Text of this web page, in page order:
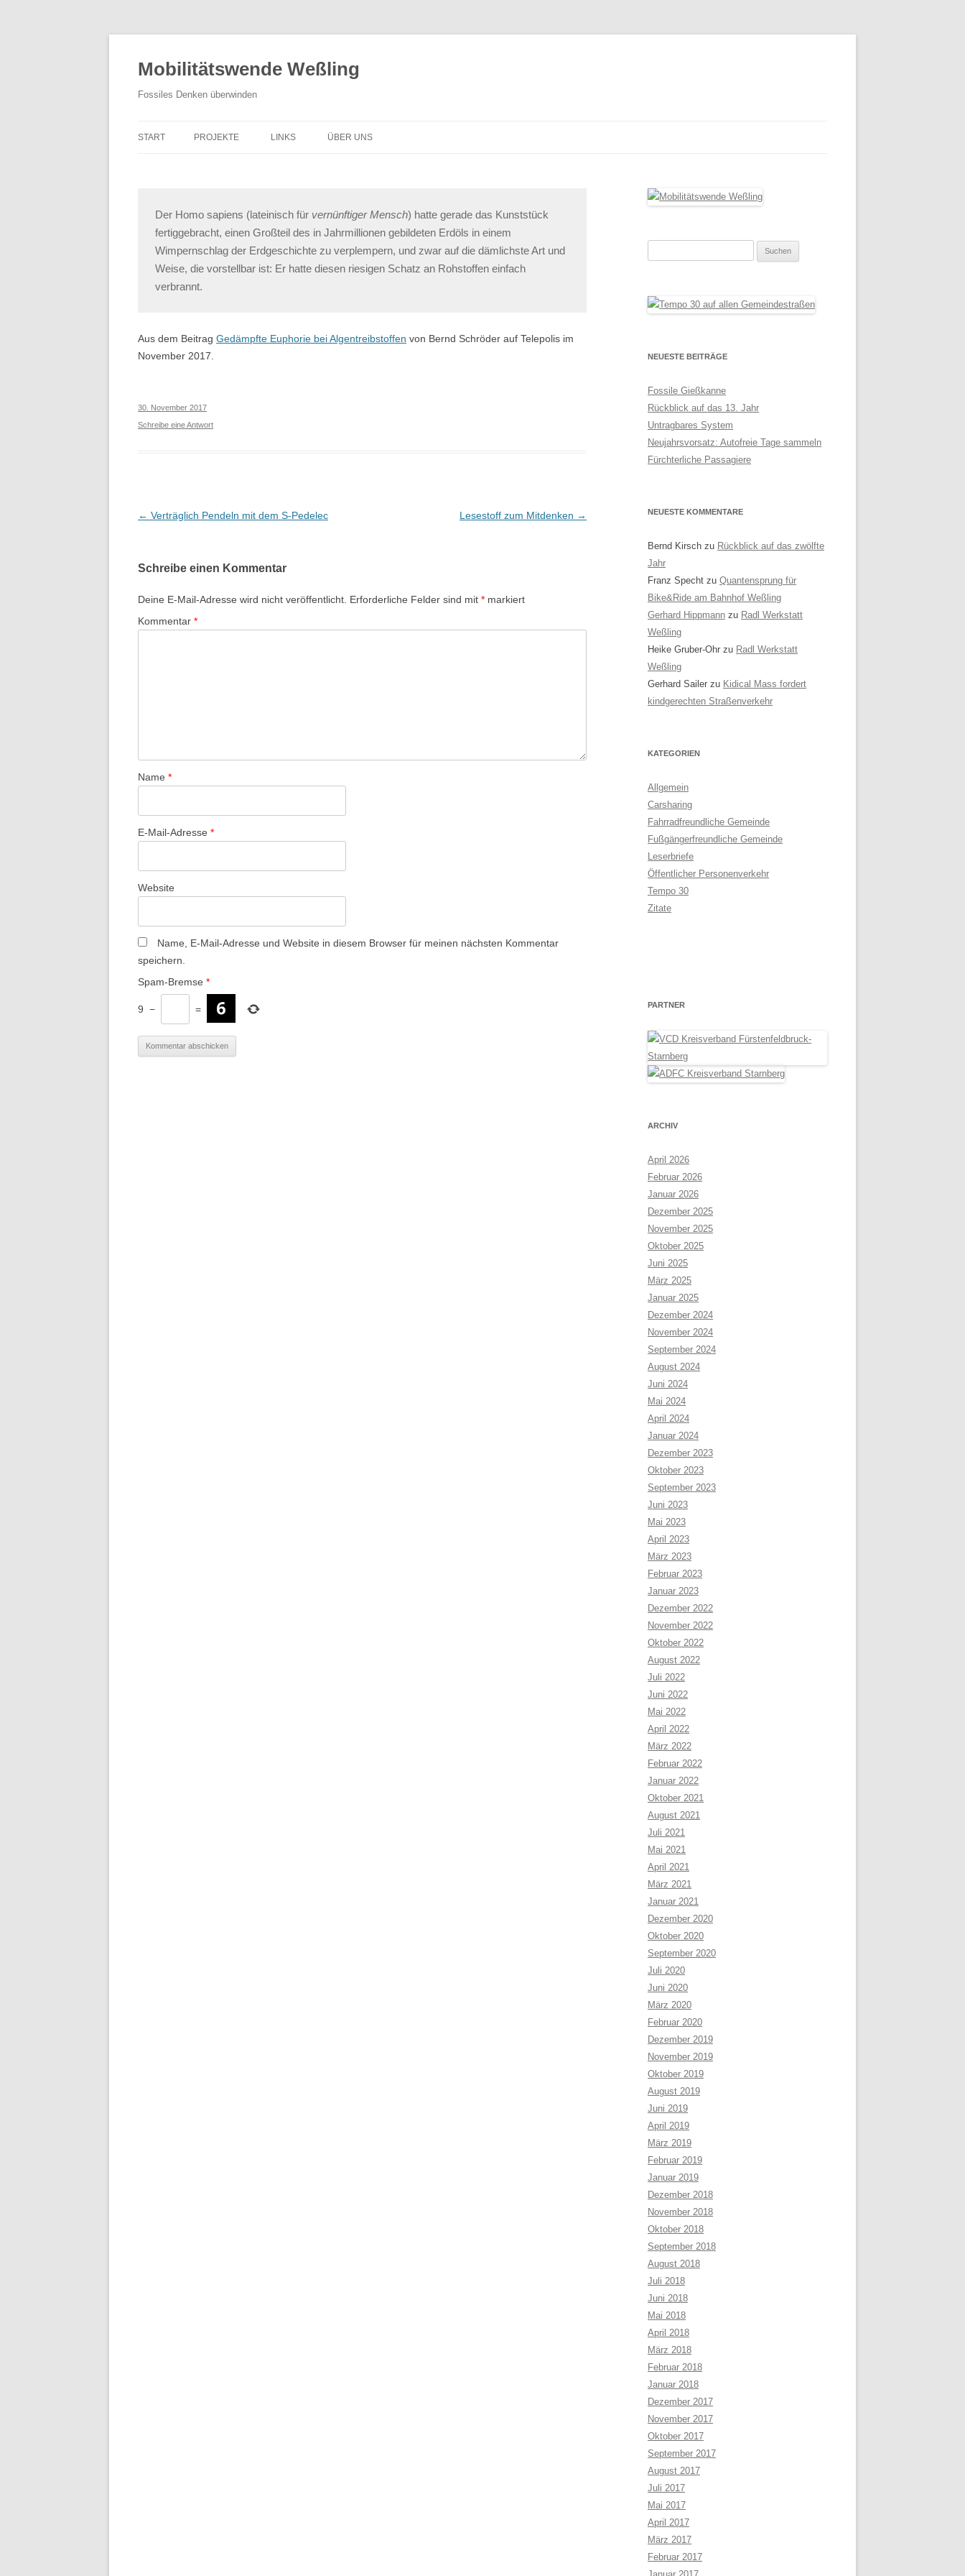
Mobilitätswende Weßling
Fossiles Denken überwinden
START PROJEKTE
LARA 1
BORDSTEINABSENKUNGEN
BOOKSHARING
LINKS ÜBER UNS
Der Homo sapiens (lateinisch für vernünftiger Mensch) hatte gerade das Kunststück
fertiggebracht, einen Großteil des in Jahrmillionen gebildeten Erdöls in einem
Wimpernschlag der Erdgeschichte zu verplempern, und zwar auf die dämlichste Art und
Weise, die vorstellbar ist: Er hatte diesen riesigen Schatz an Rohstoffen einfach
verbrannt.
Aus dem Beitrag Gedämpfte Euphorie bei Algentreibstoffen von Bernd Schröder auf Telepolis im
November 2017.
30. November 2017
Schreibe eine Antwort
Beitragsnavigation
← Verträglich Pendeln mit dem S-Pedelec Lesestoff zum Mitdenken →
Schreibe einen Kommentar
Deine E-Mail-Adresse wird nicht veröffentlicht. Erforderliche Felder sind mit * markiert
Kommentar *
Name *
E-Mail-Adresse *
Website
Name, E-Mail-Adresse und Website in diesem Browser für meinen nächsten Kommentar
speichern.
Spam-Bremse *
9 − =
NEUESTE BEITRÄGE
Fossile Gießkanne
Rückblick auf das 13. Jahr
Untragbares System
Neujahrsvorsatz: Autofreie Tage sammeln
Fürchterliche Passagiere
NEUESTE KOMMENTARE
Bernd Kirsch zu Rückblick auf das zwölfte
Jahr
Franz Specht zu Quantensprung für
Bike&Ride am Bahnhof Weßling
Gerhard Hippmann zu Radl Werkstatt
Weßling
Heike Gruber-Ohr zu Radl Werkstatt
Weßling
Gerhard Sailer zu Kidical Mass fordert
kindgerechten Straßenverkehr
KATEGORIEN
Allgemein
Carsharing
Fahrradfreundliche Gemeinde
Fußgängerfreundliche Gemeinde
Leserbriefe
Öffentlicher Personenverkehr
Tempo 30
Zitate
PARTNER
ARCHIV
April 2026
Februar 2026
Januar 2026
Dezember 2025
November 2025
Oktober 2025
Juni 2025
März 2025
Januar 2025
Dezember 2024
November 2024
September 2024
August 2024
Juni 2024
Mai 2024
April 2024
Januar 2024
Dezember 2023
Oktober 2023
September 2023
Juni 2023
Mai 2023
April 2023
März 2023
Februar 2023
Januar 2023
Dezember 2022
November 2022
Oktober 2022
August 2022
Juli 2022
Juni 2022
Mai 2022
April 2022
März 2022
Februar 2022
Januar 2022
Oktober 2021
August 2021
Juli 2021
Mai 2021
April 2021
März 2021
Januar 2021
Dezember 2020
Oktober 2020
September 2020
Juli 2020
Juni 2020
März 2020
Februar 2020
Dezember 2019
November 2019
Oktober 2019
August 2019
Juni 2019
April 2019
März 2019
Februar 2019
Januar 2019
Dezember 2018
November 2018
Oktober 2018
September 2018
August 2018
Juli 2018
Juni 2018
Mai 2018
April 2018
März 2018
Februar 2018
Januar 2018
Dezember 2017
November 2017
Oktober 2017
September 2017
August 2017
Juli 2017
Mai 2017
April 2017
März 2017
Februar 2017